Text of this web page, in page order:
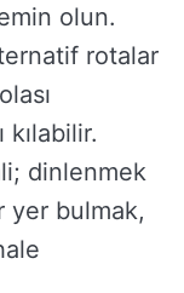
emin olun.
rotalar
kılabilir.
dinlenmek
yer bulmak,